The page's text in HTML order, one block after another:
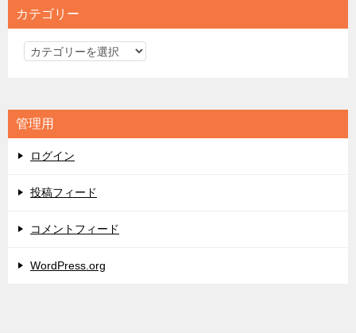
カテゴリー
カ
リ
ー
管理用
ログイン
投稿フィード
コメントフィード
WordPress.org